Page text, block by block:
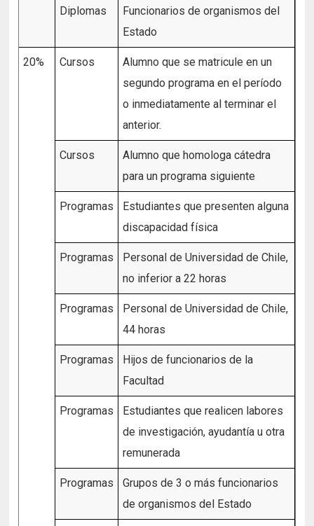
Diplomas
Funcionarios de organismos del
Estado
20% Cursos
Alumno que se matricule en un
segundo programa en el período
o inmediatamente al terminar el
anterior.
Cursos
Alumno que homologa cátedra
para un programa siguiente
Programas
Estudiantes que presenten alguna
discapacidad física
Programas
Personal de Universidad de Chile,
no inferior a 22 horas
Programas
Personal de Universidad de Chile,
44 horas
Programas
Hijos de funcionarios de la
Facultad
Programas
Estudiantes que realicen labores
de investigación, ayudantía u otra
remunerada
Programas
Grupos de 3 o más funcionarios
de organismos del Estado